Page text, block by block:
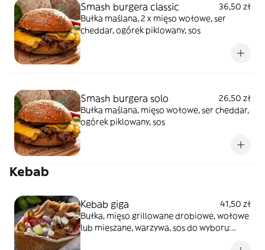
Smash burgera classic
36,50 zł
Bułka maślana, 2 x mięso wołowe, ser
cheddar, ogórek piklowany, sos
Smash burgera solo
26,50 zł
Bułka maślana, mięso wołowe, ser cheddar,
ogórek piklowany, sos
Kebab
Kebab giga
41,50 zł
Bułka, mięso grillowane drobiowe, wołowe
lub mieszane, warzywa, sos do wyboru: